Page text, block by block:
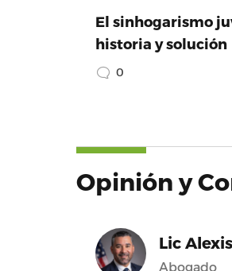
El sinhogarismo
historia y solución
0
Opinión y
Lic
Abogado